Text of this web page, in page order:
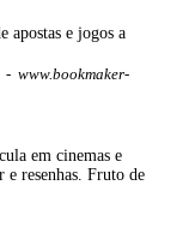
apostas e jogos a
- www.bookmaker-
em cinemas e
e resenhas. Fruto de